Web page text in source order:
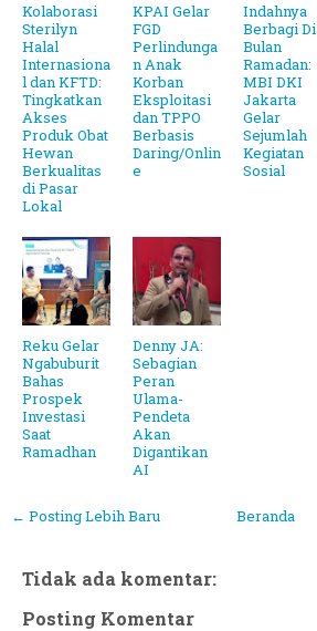
Kolaborasi
Sterilyn
Halal
Internasiona
l dan KFTD:
Tingkatkan
Akses
Produk Obat
Hewan
Berkualitas
di Pasar
Lokal
KPAI Gelar
FGD
Perlindunga
n Anak
Korban
Eksploitasi
dan TPPO
Berbasis
Daring/Onlin
e
Indahnya
Berbagi Di
Bulan
Ramadan:
MBI DKI
Jakarta
Gelar
Sejumlah
Kegiatan
Sosial
Reku Gelar
Ngabuburit
Bahas
Prospek
Investasi
Saat
Ramadhan
Denny JA:
Sebagian
Peran
Ulama-
Pendeta
Akan
Digantikan
AI
← Posting Lebih Baru Beranda
Tidak ada komentar:
Posting Komentar